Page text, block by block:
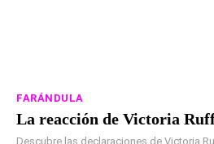
FARÁNDULA
La reacción de Victoria
Descubre las declaraciones de Victoria